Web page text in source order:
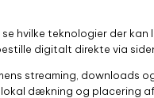
hvilke teknologier der kan
digitalt direkte via
streaming, downloads
dækning og placering af